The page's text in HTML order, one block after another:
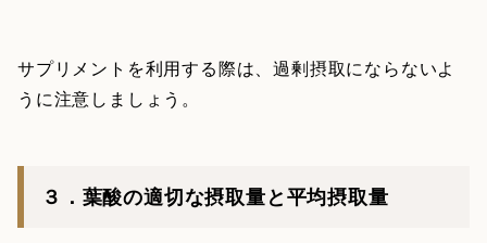
サプリメントを利用する際は、過剰摂取にならないよ
うに注意しましょう。
３．葉酸の適切な摂取量と平均摂取量